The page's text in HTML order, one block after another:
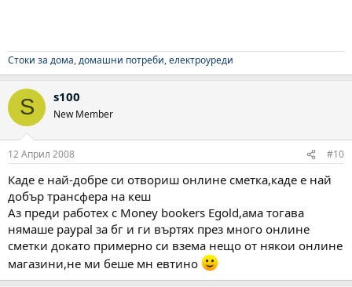
Стоки за дома, домашни потреби, електроуреди
S s100
New Member
12 Април 2008 #10
Каде е най-добре си отвориш онлине сметка,каде е най
добър трансфера на кеш
Аз преди работех с Money bookers Egold,ама тогава
нямаше paypal за бг и ги въртях през много онлине
сметки докато примерно си взема нещо от някои онлине
магазини,не ми беше мн евтино